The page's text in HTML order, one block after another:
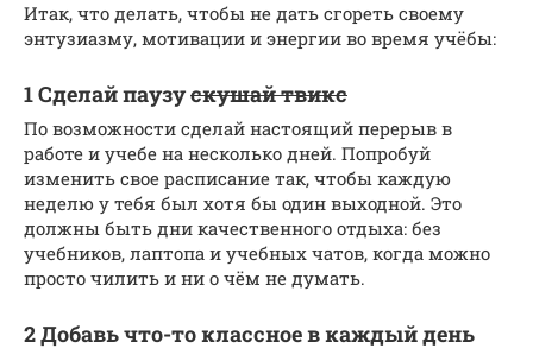
Итак, что делать, чтобы не дать сгореть своему
энтузиазму, мотивации и энергии во время учёбы:
1 Сделай паузускушай твикс
По возможности сделай настоящий перерыв в
работе и учебе на несколько дней. Попробуй
изменить свое расписание так, чтобы каждую
неделю у тебя был хотя бы один выходной. Это
должны быть дни качественного отдыха: без
учебников, лаптопа и учебных чатов, когда можно
просто чилить и ни о чём не думать.
2 Добавь что-то классное в каждый день